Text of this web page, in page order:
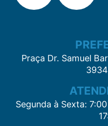
Praça Dr. Samuel
Segunda à Sexta: